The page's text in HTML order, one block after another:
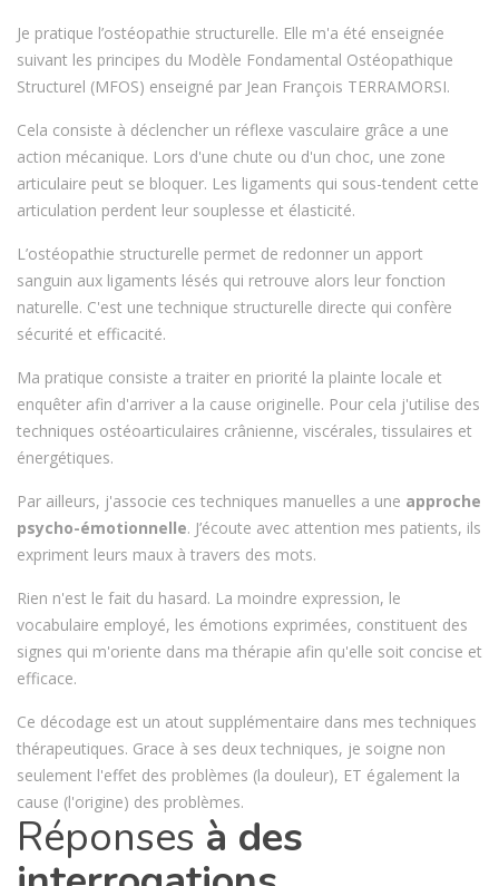
Je pratique l’ostéopathie structurelle. Elle m'a été enseignée
suivant les principes du Modèle Fondamental Ostéopathique
Structurel (MFOS) enseigné par Jean François TERRAMORSI.
Cela consiste à déclencher un réflexe vasculaire grâce a une
action mécanique. Lors d'une chute ou d'un choc, une zone
articulaire peut se bloquer. Les ligaments qui sous-tendent cette
articulation perdent leur souplesse et élasticité.
L’ostéopathie structurelle permet de redonner un apport
sanguin aux ligaments lésés qui retrouve alors leur fonction
naturelle. C'est une technique structurelle directe qui confère
sécurité et efficacité.
Ma pratique consiste a traiter en priorité la plainte locale et
enquêter afin d'arriver a la cause originelle. Pour cela j'utilise des
techniques ostéoarticulaires crânienne, viscérales, tissulaires et
énergétiques.
Par ailleurs, j'associe ces techniques manuelles a une approche
psycho-émotionnelle. J’écoute avec attention mes patients, ils
expriment leurs maux à travers des mots.
Rien n'est le fait du hasard. La moindre expression, le
vocabulaire employé, les émotions exprimées, constituent des
signes qui m'oriente dans ma thérapie afin qu'elle soit concise et
efficace.
Ce décodage est un atout supplémentaire dans mes techniques
thérapeutiques. Grace à ses deux techniques, je soigne non
seulement l'effet des problèmes (la douleur), ET également la
cause (l'origine) des problèmes.
Réponses à des